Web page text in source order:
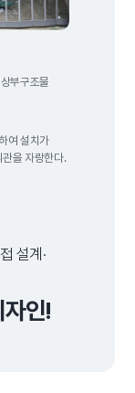
부구조물
여 설치가
을 자랑한다.
설계·
자인!